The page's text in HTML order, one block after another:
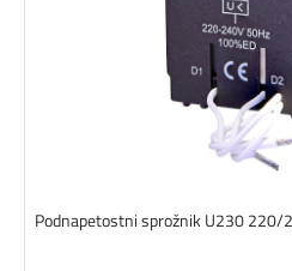
Podnapetostni sprožnik U230 220/